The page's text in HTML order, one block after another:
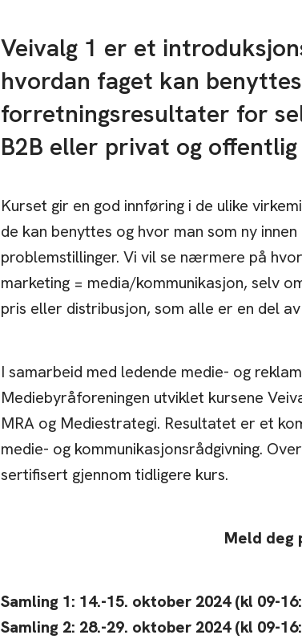
Veivalg 1 er et
hvordan faget kan
forretningsresultater for
B2B eller privat og
Kurset gir en god innføring i de ulike
de kan benyttes og hvor man som ny
problemstillinger. Vi vil se nærmere på
marketing = media/kommunikasjon, selv
pris eller distribusjon, som alle er en del
I samarbeid med ledende medie- og
Mediebyråforeningen utviklet kursene
MRA og Mediestrategi. Resultatet er et
medie- og kommunikasjonsrådgivning.
sertifisert gjennom tidligere kurs.
Meld deg
Samling 1: 14.-15. oktober 2024 (kl 09-
Samling 2: 28.-29. oktober 2024 (kl 09-